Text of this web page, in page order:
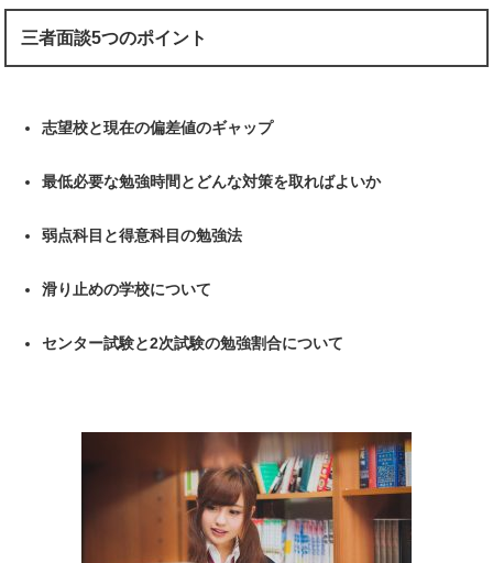
三者面談5つのポイント
志望校と現在の偏差値のギャップ
最低必要な勉強時間とどんな対策を取ればよいか
弱点科目と得意科目の勉強法
滑り止めの学校について
センター試験と2次試験の勉強割合について